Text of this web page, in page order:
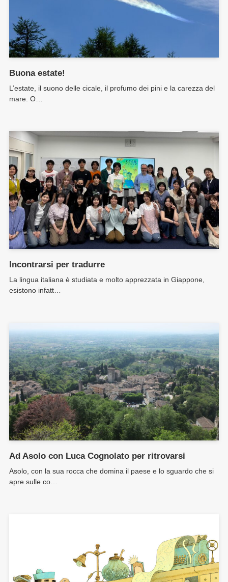
Buona estate!
L’estate, il suono delle cicale, il profumo dei pini e la carezza del
mare. O…
Incontrarsi per tradurre
La lingua italiana è studiata e molto apprezzata in Giappone,
esistono infatt…
Ad Asolo con Luca Cognolato per ritrovarsi
Asolo, con la sua rocca che domina il paese e lo sguardo che si
apre sulle co…